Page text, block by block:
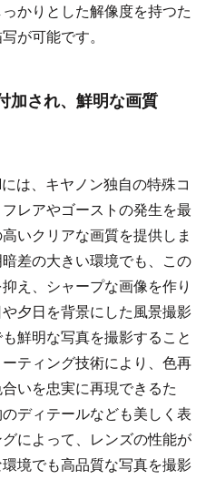
かりとした解像度を持つた
が可能です。
加され、鮮明な画質
は、キヤノン独自の特殊コ
レアやゴーストの発生を最
いクリアな画質を提供しま
差の大きい環境でも、この
え、シャープな画像を作り
夕日を背景にした風景撮影
鮮明な写真を撮影すること
ティング技術により、色再
いを忠実に再現できるた
ディテールなども美しく表
によって、レンズの性能が
境でも高品質な写真を撮影